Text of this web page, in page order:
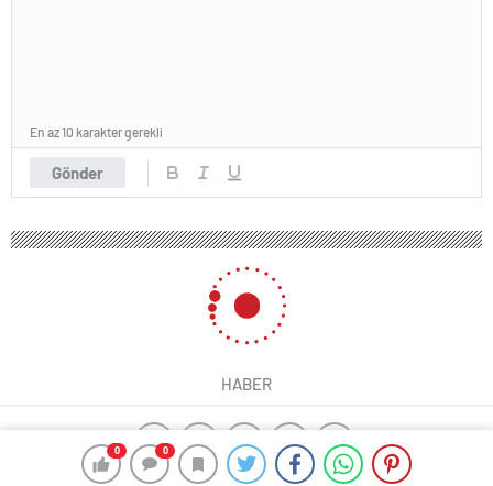
0 0
Gönder
En az 10 karakter gerekli
HABER